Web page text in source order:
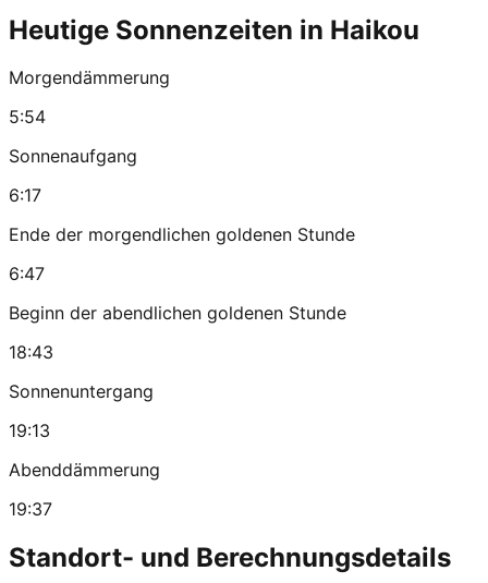
Heutige Sonnenzeiten in Haikou
Morgendämmerung
5:54
Sonnenaufgang
6:17
Ende der morgendlichen goldenen Stunde
6:47
Beginn der abendlichen goldenen Stunde
18:43
Sonnenuntergang
19:13
Abenddämmerung
19:37
Standort- und Berechnungsdetails